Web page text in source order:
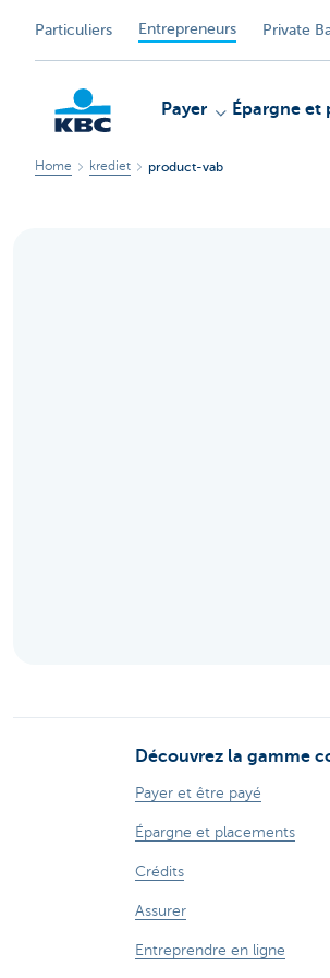
Particuliers Entrepreneurs Private
Payer Épargne et
Home krediet product-vab
Découvrez la gamme
Payer et être payé
Épargne et placements
Crédits
Assurer
Entreprendre en ligne